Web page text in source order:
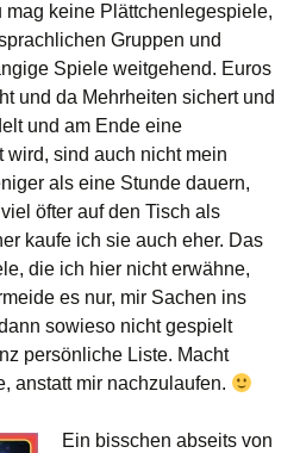
keine Plättchenlegespiele,
Gruppen und
Spiele weitgehend. Euros
und da Mehrheiten sichert und
und am Ende eine
wird, sind auch nicht mein
als eine Stunde dauern,
öfter auf den Tisch als
kaufe ich sie auch eher. Das
die ich hier nicht erwähne,
es nur, mir Sachen ins
sowieso nicht gespielt
persönliche Liste. Macht
anstatt mir nachzulaufen.
Ein bisschen abseits von